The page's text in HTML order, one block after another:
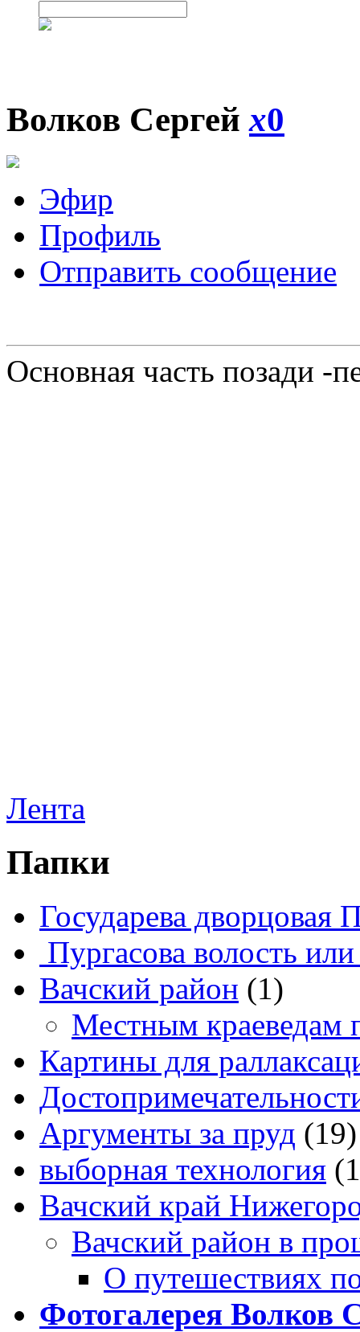
Волков Сергейx0
Эфир
Профиль
Отправить сообщение
Основная часть позади -
Лента
Папки
Государева дворцовая
Пургасова волость
Вачский район (1)
Местным краеведам
Картины для
Аргументы за пруд (19)
выборная технология
Вачский край
Вачский район в
О путешествиях
Фотогалерея Волков